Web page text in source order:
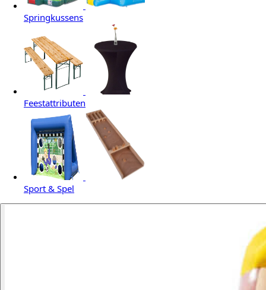
Springkussens
Feestattributen
Sport & Spel